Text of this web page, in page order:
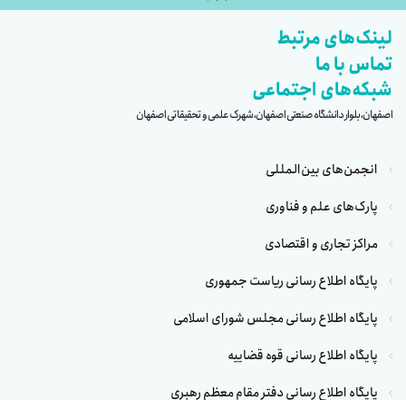
لینک‌های مرتبط
تماس با ما
شبکه‌های اجتماعی
اصفهان، بلوار دانشگاه صنعتی اصفهان، شهرک علمی و تحقیقاتی اصفهان
انجمن‌های بین‌المللی
پارک‌های علم و فناوری
مراکز تجاری و اقتصادی
پایگاه اطلاع رسانی ریاست جمهوری
پایگاه اطلاع رسانی مجلس شورای اسلامی
پایگاه اطلاع رسانی قوه قضاییه
پایگاه اطلاع رسانی دفتر مقام معظم رهبری